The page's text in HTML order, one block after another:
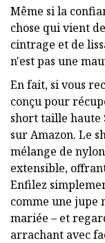
Même si la
chose qui vient
cintrage et de
n'est pas une
En fait, si vous
conçu pour
short taille haute
sur Amazon. Le
mélange de
extensible,
Enfilez
comme une jupe
mariée – et
arrachant avec